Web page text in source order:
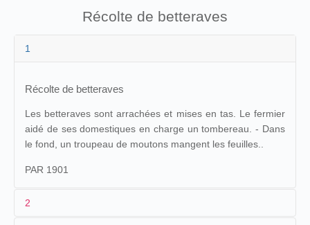
Récolte de betteraves
1
Récolte de betteraves
Les betteraves sont arrachées et mises en tas. Le fermier
aidé de ses domestiques en charge un tombereau. - Dans
le fond, un troupeau de moutons mangent les feuilles..
PAR 1901
2